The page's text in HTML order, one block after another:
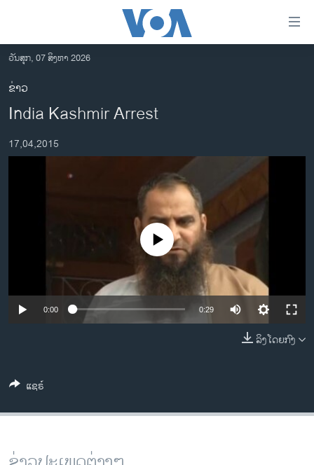
ເຂົ້າ
ຫາ
ຂ້າມ
ຂ້າມ
ໄປ
ອາເມຣິກາ
ການເລືອກຕັ້ງ ປະທານາທີບໍດີ ສະຫະລັດ 2024
ອິດສະຫຼະພາບດ້ານການຂ່າວ
ຊີວິດຊາວລາວ
ຊຸມຊົນຊາວລາວ
ວິທະຍາສາດ-ເທັກໂນໂລຈີ
ພາສາອັງກິດ
ລາຍການກະຈາຍສຽງ
ວັນສຸກ, 07 ສິງຫາ 2026
ຂ່າວ
India Kashmir Arrest
17,04,2015
No media source currently available
0:00 0:29
ລິງໂດຍກົງ
ແຊຣ໌